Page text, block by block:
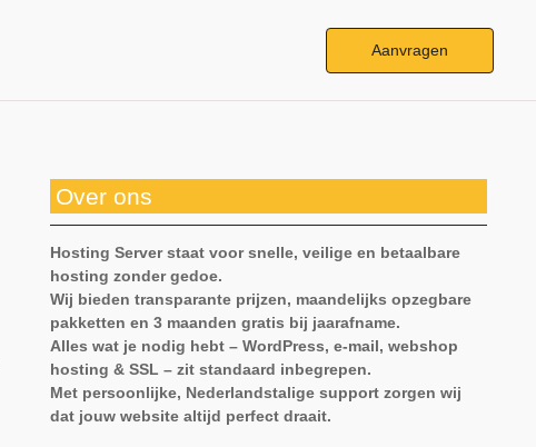
Aanvragen
Over ons
Hosting Server staat voor snelle, veilige en betaalbare
hosting zonder gedoe.
Wij bieden transparante prijzen, maandelijks opzegbare
pakketten en 3 maanden gratis bij jaarafname.
Alles wat je nodig hebt – WordPress, e-mail, webshop
hosting & SSL – zit standaard inbegrepen.
Met persoonlijke, Nederlandstalige support zorgen wij
dat jouw website altijd perfect draait.